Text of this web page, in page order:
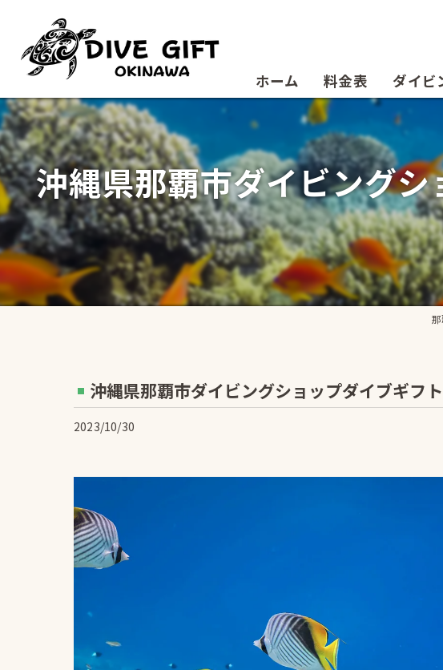
ホーム 料金表 ダイビ
沖縄県那覇市ダイビング
沖縄県那覇市ダイビングショップダイブギ
2023/10/30